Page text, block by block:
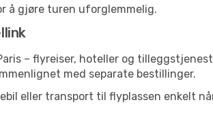
å gjøre turen uforglemmelig.
– flyreiser, hoteller og
med separate bestillinger.
eller transport til flyplassen enkelt